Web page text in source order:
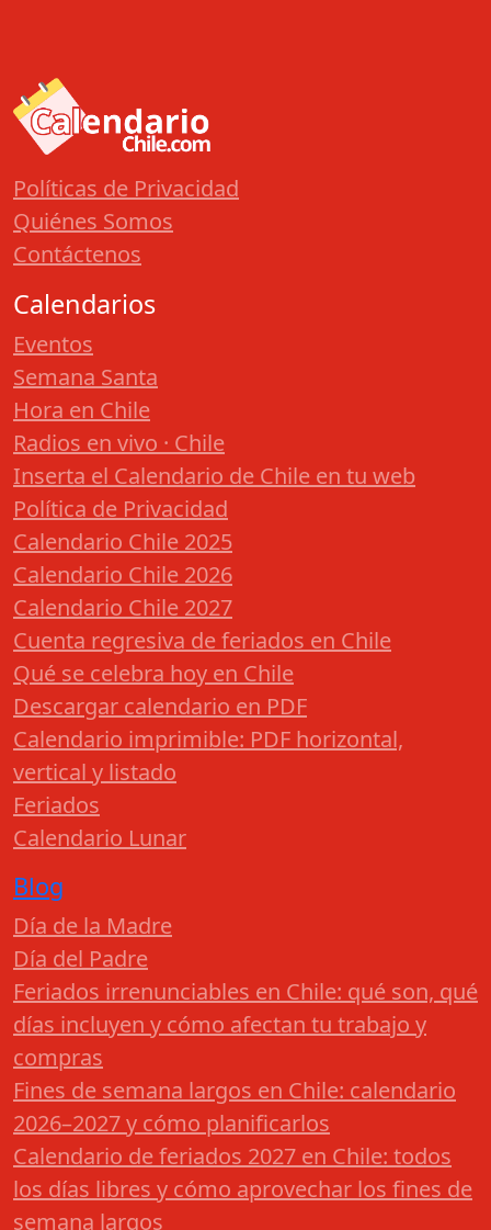
Políticas de Privacidad
Quiénes Somos
Contáctenos
Calendarios
Eventos
Semana Santa
Hora en Chile
Radios en vivo · Chile
Inserta el Calendario de Chile en tu web
Política de Privacidad
Calendario Chile 2025
Calendario Chile 2026
Calendario Chile 2027
Cuenta regresiva de feriados en Chile
Qué se celebra hoy en Chile
Descargar calendario en PDF
Calendario imprimible: PDF horizontal,
vertical y listado
Feriados
Calendario Lunar
Blog
Día de la Madre
Día del Padre
Feriados irrenunciables en Chile: qué son, qué
días incluyen y cómo afectan tu trabajo y
compras
Fines de semana largos en Chile: calendario
2026–2027 y cómo planificarlos
Calendario de feriados 2027 en Chile: todos
los días libres y cómo aprovechar los fines de
semana largos